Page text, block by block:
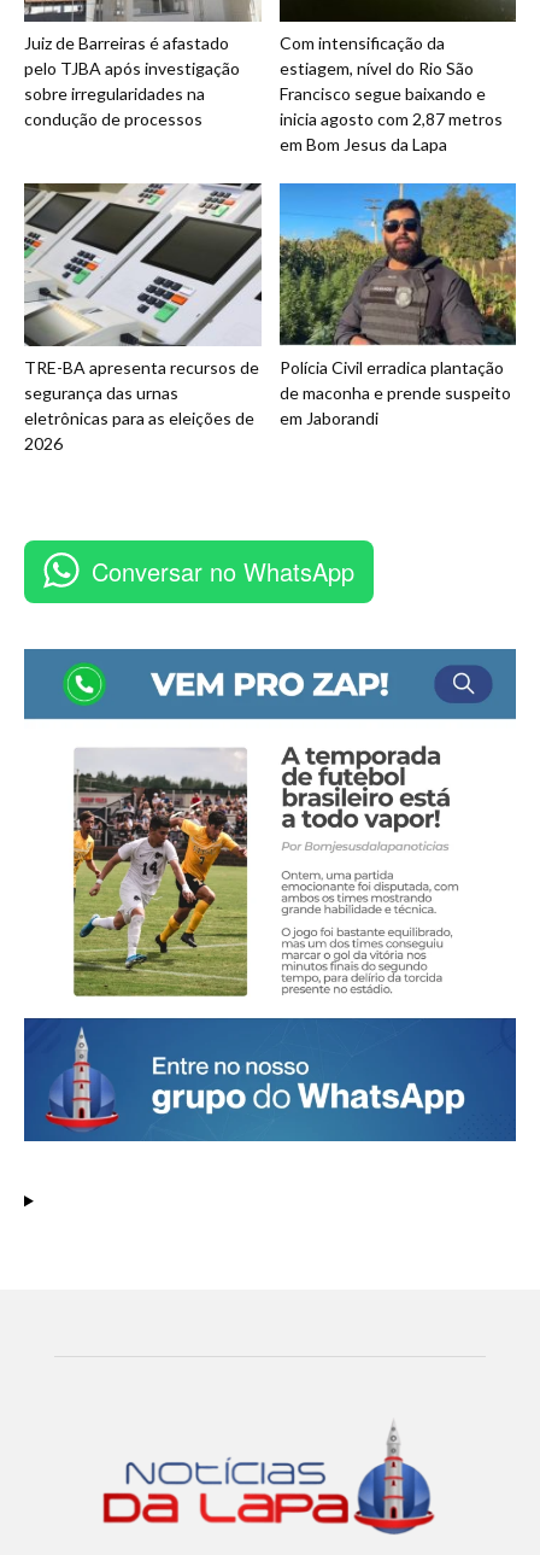
Juiz de Barreiras é afastado
pelo TJBA após investigação
sobre irregularidades na
condução de processos
Com intensificação da
estiagem, nível do Rio São
Francisco segue baixando e
inicia agosto com 2,87 metros
em Bom Jesus da Lapa
TRE-BA apresenta recursos de
segurança das urnas
eletrônicas para as eleições de
2026
Polícia Civil erradica plantação
de maconha e prende suspeito
em Jaborandi
Conversar no WhatsApp